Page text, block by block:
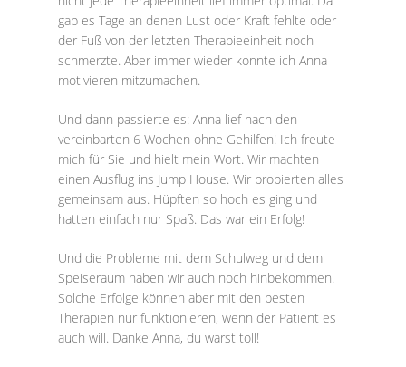
gab es Tage an denen Lust oder Kraft fehlte oder
der Fuß von der letzten Therapieeinheit noch
schmerzte. Aber immer wieder konnte ich Anna
motivieren mitzumachen.
Und dann passierte es: Anna lief nach den
vereinbarten 6 Wochen ohne Gehilfen! Ich freute
mich für Sie und hielt mein Wort. Wir machten
einen Ausflug ins Jump House. Wir probierten alles
gemeinsam aus. Hüpften so hoch es ging und
hatten einfach nur Spaß. Das war ein Erfolg!
Und die Probleme mit dem Schulweg und dem
Speiseraum haben wir auch noch hinbekommen.
Solche Erfolge können aber mit den besten
Therapien nur funktionieren, wenn der Patient es
auch will. Danke Anna, du warst toll!